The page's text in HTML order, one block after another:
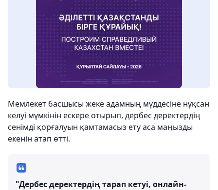
Мемлекет басшысы жеке адамның мүддесіне нұқсан
келуі мүмкінін ескере отырып, дербес деректердің
сенімді қорғалуын қамтамасыз ету аса маңызды
екенін атап өтті.
"Дербес деректердің тарап кетуі, онлайн-